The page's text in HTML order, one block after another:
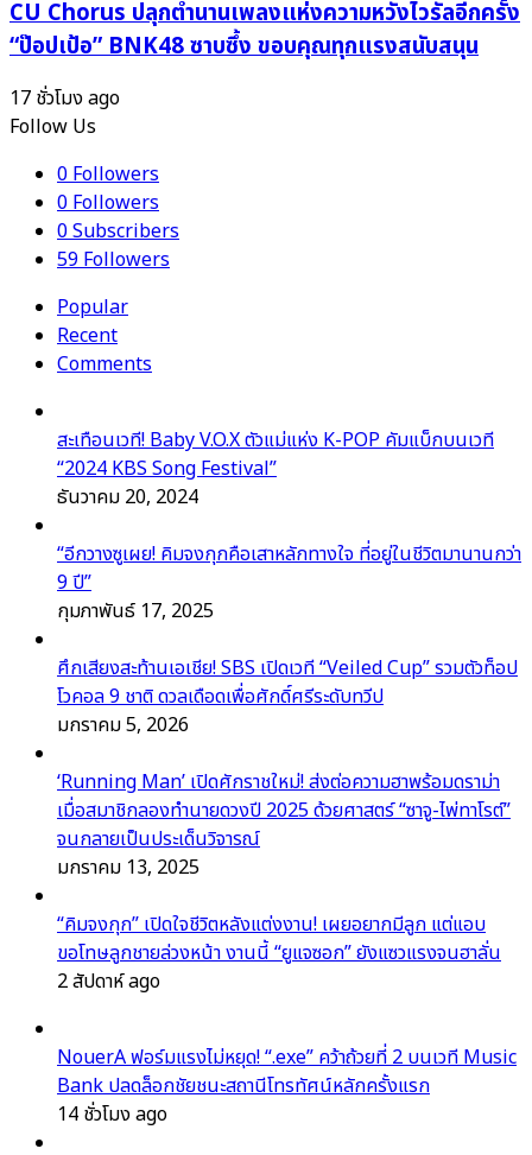
CU Chorus ปลุกตำนานเพลงแห่งความหวังไวรัลอีกครั้ง
“ป๊อปเป้อ” BNK48 ซาบซึ้ง ขอบคุณทุกแรงสนับสนุน
17 ชั่วโมง ago
Follow Us
0Followers
0Followers
0Subscribers
59Followers
Popular
Recent
Comments
สะเทือนเวที! Baby V.O.X ตัวแม่แห่ง K-POP คัมแบ็กบนเวที
“2024 KBS Song Festival”
ธันวาคม 20, 2024
“อีกวางซูเผย! คิมจงกุกคือเสาหลักทางใจ ที่อยู่ในชีวิตมานานกว่า
9 ปี”
กุมภาพันธ์ 17, 2025
ศึกเสียงสะท้านเอเชีย! SBS เปิดเวที “Veiled Cup” รวมตัวท็อป
โวคอล 9 ชาติ ดวลเดือดเพื่อศักดิ์ศรีระดับทวีป
มกราคม 5, 2026
‘Running Man’ เปิดศักราชใหม่! ส่งต่อความฮาพร้อมดราม่า
เมื่อสมาชิกลองทำนายดวงปี 2025 ด้วยศาสตร์ “ซาจู-ไพ่ทาโรต์”
จนกลายเป็นประเด็นวิจารณ์
มกราคม 13, 2025
“คิมจงกุก” เปิดใจชีวิตหลังแต่งงาน! เผยอยากมีลูก แต่แอบ
ขอโทษลูกชายล่วงหน้า งานนี้ “ยูแจซอก” ยังแซวแรงจนฮาลั่น
2 สัปดาห์ ago
NouerA ฟอร์มแรงไม่หยุด! “.exe” คว้าถ้วยที่ 2 บนเวที Music
Bank ปลดล็อกชัยชนะสถานีโทรทัศน์หลักครั้งแรก
14 ชั่วโมง ago